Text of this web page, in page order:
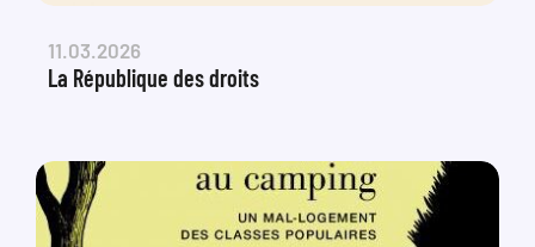
11.03.2026
La République des droits